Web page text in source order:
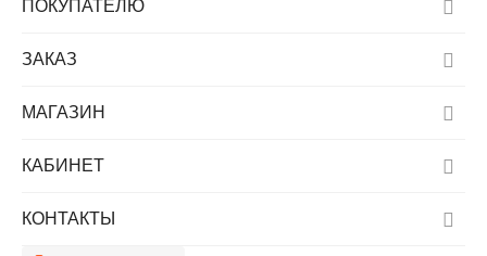
ПОКУПАТЕЛЮ
ЗАКАЗ
МАГАЗИН
КАБИНЕТ
КОНТАКТЫ